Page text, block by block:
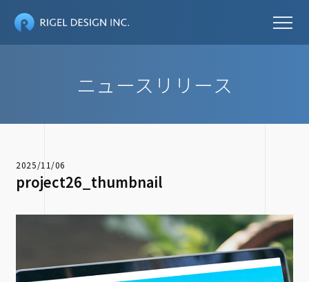
ニュースリリース
2025/11/06
project26_thumbnail